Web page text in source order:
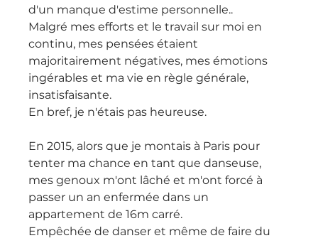
d'un manque d'estime personnelle..
Malgré mes efforts et le travail sur moi en
continu, mes pensées étaient
majoritairement négatives, mes émotions
ingérables et ma vie en règle générale,
insatisfaisante.
En bref, je n'étais pas heureuse.
En 2015, alors que je montais à Paris pour
tenter ma chance en tant que danseuse,
mes genoux m'ont lâché et m'ont forcé à
passer un an enfermée dans un
appartement de 16m carré.
Empêchée de danser et même de faire du